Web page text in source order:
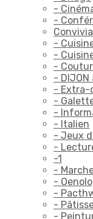
-
-
-
-
-
- DIJON
- Extra-
-
-
- Italien
- Jeux
-
-1
-
-
-
-
-